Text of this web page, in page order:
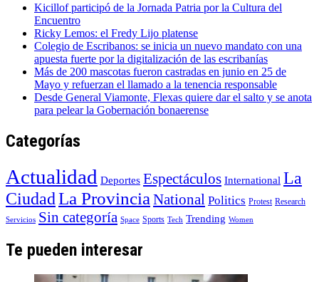
Kicillof participó de la Jornada Patria por la Cultura del
Encuentro
Ricky Lemos: el Fredy Lijo platense
Colegio de Escribanos: se inicia un nuevo mandato con una
apuesta fuerte por la digitalización de las escribanías
Más de 200 mascotas fueron castradas en junio en 25 de
Mayo y refuerzan el llamado a la tenencia responsable
Desde General Viamonte, Flexas quiere dar el salto y se anota
para pelear la Gobernación bonaerense
Categorías
Actualidad Deportes Espectáculos International La
CiudadLa Provincia National Politics Protest Research
Servicios Sin categoría Space Sports Tech Trending Women
Te pueden interesar